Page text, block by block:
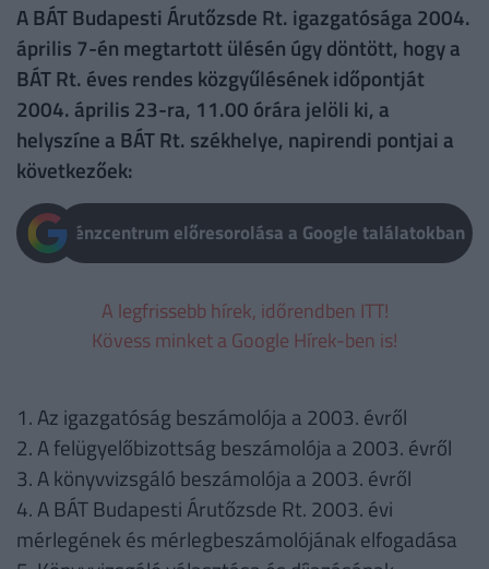
A BÁT Budapesti Árutőzsde Rt. igazgatósága 2004.
április 7-én megtartott ülésén úgy döntött, hogy a
BÁT Rt. éves rendes közgyűlésének időpontját
2004. április 23-ra, 11.00 órára jelöli ki, a
helyszíne a BÁT Rt. székhelye, napirendi pontjai a
következőek:
Pénzcentrum előresorolása a Google találatokban
A legfrissebb hírek, időrendben ITT!
Kövess minket a Google Hírek-ben is!
1. Az igazgatóság beszámolója a 2003. évről
2. A felügyelőbizottság beszámolója a 2003. évről
3. A könyvvizsgáló beszámolója a 2003. évről
4. A BÁT Budapesti Árutőzsde Rt. 2003. évi
mérlegének és mérlegbeszámolójának elfogadása